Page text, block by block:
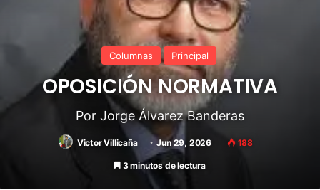
Columnas Principal
OPOSICIÓN NORMATIVA
Por Jorge Álvarez Banderas
Victor Villicaña Jun 29, 2026 188
3 minutos de lectura